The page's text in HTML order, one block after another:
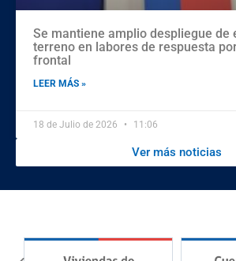
Se mantiene amplio despliegue de
terreno en labores de respuesta
frontal
LEER MÁS »
18 de Julio de 2026 11:06
Ver más noticias